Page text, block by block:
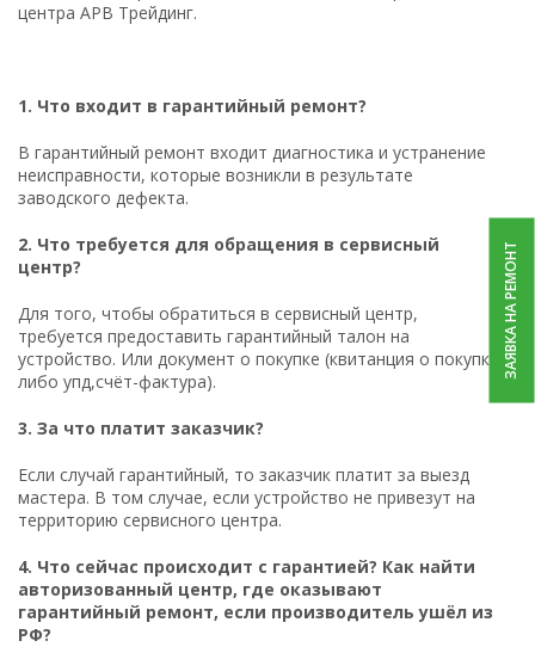
центра АРВ Трейдинг.
1. Что входит в гарантийный ремонт?
В гарантийный ремонт входит диагностика и устранение
неисправности, которые возникли в результате
заводского дефекта.
2. Что требуется для обращения в сервисный
центр?
Для того, чтобы обратиться в сервисный центр,
требуется предоставить гарантийный талон на
устройство. Или документ о покупке (квитанция о покупке,
либо упд,счёт-фактура).
3. За что платит заказчик?
Если случай гарантийный, то заказчик платит за выезд
мастера. В том случае, если устройство не привезут на
территорию сервисного центра.
4. Что сейчас происходит с гарантией? Как найти
авторизованный центр, где оказывают
гарантийный ремонт, если производитель ушёл из
РФ?
ЗАЯВКА НА РЕМОНТ